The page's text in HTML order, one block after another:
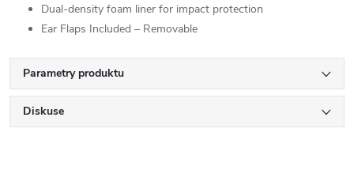
Dual-density foam liner for impact protection
Ear Flaps Included – Removable
Parametry produktu
Diskuse